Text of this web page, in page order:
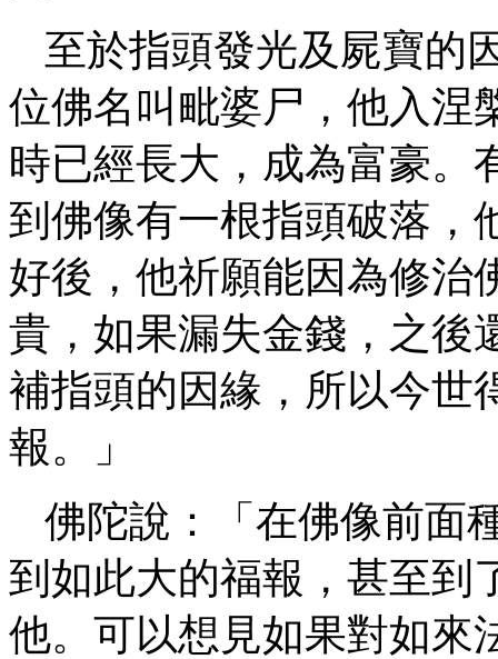
至於指頭發光及屍寶的
位佛名叫毗婆尸，他入涅
時已經長大，成為富豪。
到佛像有一根指頭破落，
好後，他祈願能因為修治
貴，如果漏失金錢，之後
補指頭的因緣，所以今世
報。」
佛陀說：「在佛像前面
到如此大的福報，甚至到
他。可以想見如果對如來